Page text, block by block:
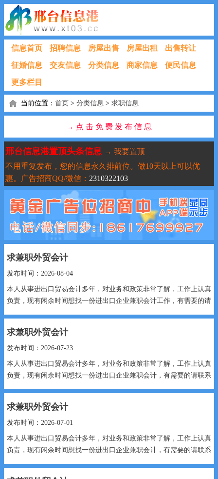
信息首页 招聘信息 房屋出售 房屋出租 出售转让
征婚信息 交友信息 分类信息 商家信息 便民信息
更多栏目
当前位置： 首页 > 分类信息 > 求职信息
→ 点 击 免 费 发 布 信 息
邢台信息港置顶头条信息 → 我要置顶
不用重复发布，您的信息永久排前位。做10天以上可以优
惠。广告招商QQ/微信： 2310322103
求兼职外贸会计
发布时间：2026-08-04
本人从事进出口贸易会计多年，对业务和政策非常了解，工作上认真
负责，现有闲余时间想找一份进出口企业兼职会计工作，有需要的请
求兼职外贸会计
发布时间：2026-07-23
本人从事进出口贸易会计多年，对业务和政策非常了解，工作上认真
负责，现有闲余时间想找一份进出口企业兼职会计，有需要的请联系
求兼职外贸会计
发布时间：2026-07-01
本人从事进出口贸易会计多年，对业务和政策非常了解，工作上认真
负责，现有闲余时间想找一份进出口企业兼职会计，有需要的请联系